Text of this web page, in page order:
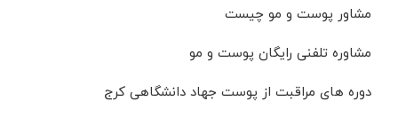
مشاور پوست و مو چیست
مشاوره تلفنی رایگان پوست و مو
دوره های مراقبت از پوست جهاد دانشگاهی کرج